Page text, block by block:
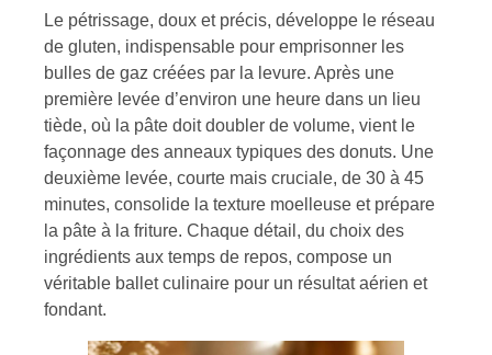
Le pétrissage, doux et précis, développe le réseau
de gluten, indispensable pour emprisonner les
bulles de gaz créées par la levure. Après une
première levée d’environ une heure dans un lieu
tiède, où la pâte doit doubler de volume, vient le
façonnage des anneaux typiques des donuts. Une
deuxième levée, courte mais cruciale, de 30 à 45
minutes, consolide la texture moelleuse et prépare
la pâte à la friture. Chaque détail, du choix des
ingrédients aux temps de repos, compose un
véritable ballet culinaire pour un résultat aérien et
fondant.